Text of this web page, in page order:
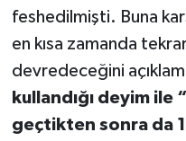
feshedilmişti. Buna
en kısa zamanda
devredeceğini
kullandığı deyim ile
geçtikten sonra da